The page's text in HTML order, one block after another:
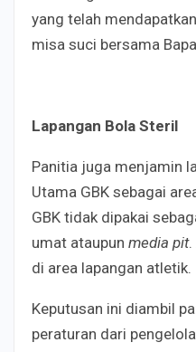
yang telah
misa suci bersama
Lapangan Bola Steril
Panitia juga menjamin
Utama GBK sebagai
GBK tidak dipakai
umat ataupun media pit.
di area lapangan atletik.
Keputusan ini diambil
peraturan dari